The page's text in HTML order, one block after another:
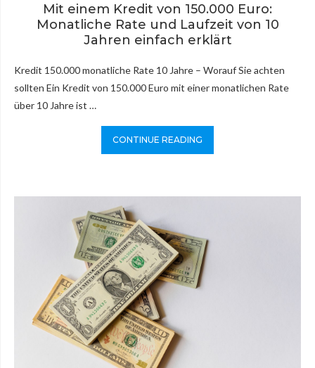
Mit einem Kredit von 150.000 Euro:
Monatliche Rate und Laufzeit von 10
Jahren einfach erklärt
Kredit 150.000 monatliche Rate 10 Jahre – Worauf Sie achten
sollten Ein Kredit von 150.000 Euro mit einer monatlichen Rate
über 10 Jahre ist …
CONTINUE READING